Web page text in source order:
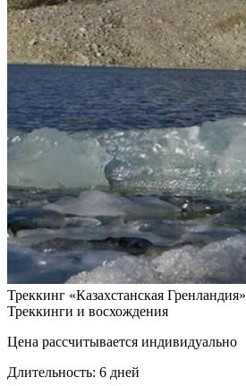
Треккинг «Казахстанская Гренландия»
Треккинги и восхождения
Цена рассчитывается индивидуально
Длительность: 6 дней